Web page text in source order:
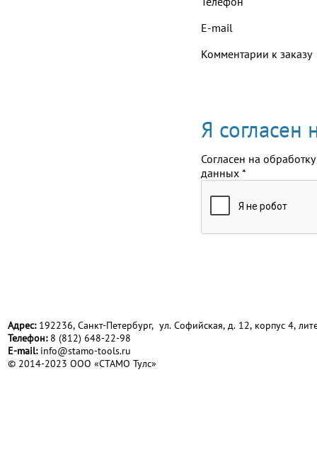
E-mail
Комментарии к заказу
Я согласен
Согласен на обработку
данных *
Адрес:192236, Санкт-Петербург, ул. Софийская, д. 12, корпус 4,
Телефон:8 (812) 648-22-98
Е-mail: info@stamo-tools.ru
© 2014-2023 ООО «СТАМО Тулс»